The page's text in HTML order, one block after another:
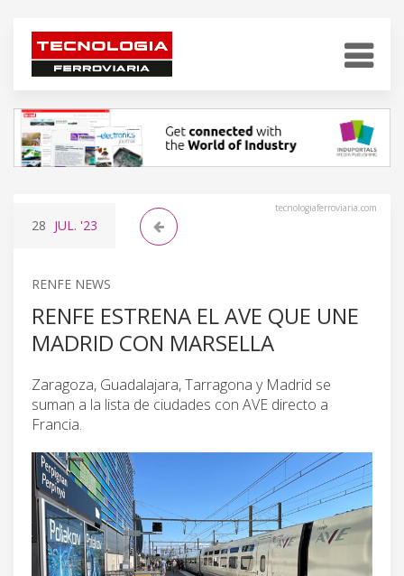
tecnologiaferroviaria.com
28 JUL. '23
RENFE NEWS
RENFE ESTRENA EL AVE QUE UNE
MADRID CON MARSELLA
Zaragoza, Guadalajara, Tarragona y Madrid se
suman a la lista de ciudades con AVE directo a
Francia.